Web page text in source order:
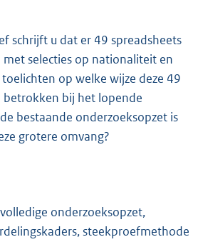
schrijft u dat er 49 spreadsheets
selecties op nationaliteit en
op welke wijze deze 49
betrokken bij het lopende
bestaande onderzoeksopzet is
grotere omvang?
onderzoeksopzet,
steekproefmethode